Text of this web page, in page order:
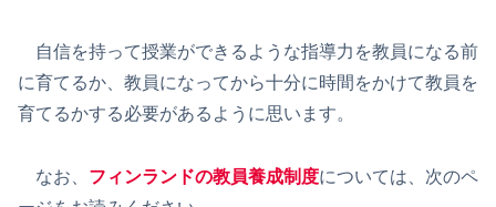
自信を持って授業ができるような指導力を教員になる前
に育てるか、教員になってから十分に時間をかけて教員を
育てるかする必要があるように思います。
なお、 フィンランドの教員養成制度については、次のペ